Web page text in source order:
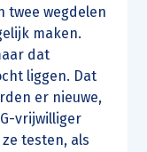
twee wegdelen
maken.
dat
liggen. Dat
er nieuwe,
vrijwilliger
testen, als